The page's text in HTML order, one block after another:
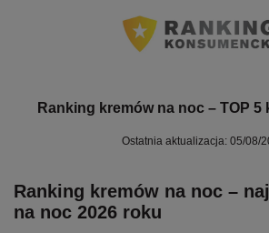
Ranking kremów na noc – TOP 5
Ostatnia aktualizacja: 05/08/
Ranking kremów na noc –
na noc 2026 roku